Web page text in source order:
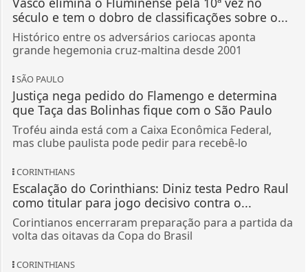
século e tem o dobro de classificações sobre o...
Histórico entre os adversários cariocas aponta
grande hegemonia cruz-maltina desde 2001
SÃO PAULO
Justiça nega pedido do Flamengo e determina
que Taça das Bolinhas fique com o São Paulo
Troféu ainda está com a Caixa Econômica Federal,
mas clube paulista pode pedir para recebê-lo
CORINTHIANS
Escalação do Corinthians: Diniz testa Pedro Raul
como titular para jogo decisivo contra o...
Corintianos encerraram preparação para a partida da
volta das oitavas da Copa do Brasil
CORINTHIANS